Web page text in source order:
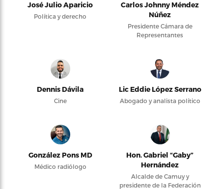
José Julio Aparicio
Política y derecho
Carlos Johnny Méndez
Núñez
Presidente Cámara de
Representantes
Dennis Dávila
Cine
Lic Eddie López Serrano
Abogado y analista político
González Pons MD
Médico radiólogo
Hon. Gabriel “Gaby”
Hernández
Alcalde de Camuy y
presidente de la Federación